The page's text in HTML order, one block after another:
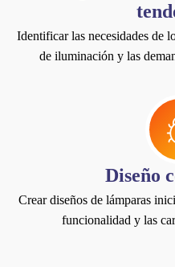
Identificar las necesidades de
de iluminación y las
Diseño
Crear diseños de lámparas
funcionalidad y las